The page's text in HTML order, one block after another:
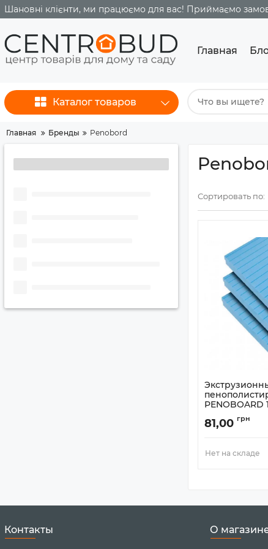
Шановні клієнти, ми працюємо для вас! Приймаємо
Главная
Каталог товаров
Главная Бренды Penobord
Сортировать по:
PENOBOARD
7507237
81,00 грн
Нет на складе
Контакты О